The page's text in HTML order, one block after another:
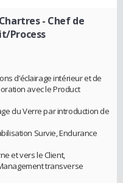
- Chef de
Process
d’éclairage intérieur et de
avec le Product
du Verre par introduction de
Survie, Endurance
et vers le Client,
transverse